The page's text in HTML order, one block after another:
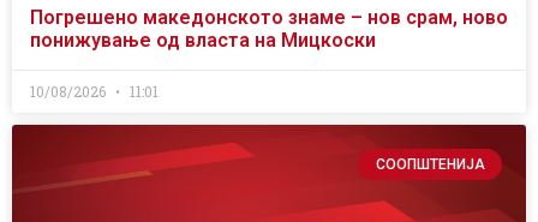
Погрешено македонското знаме – нов срам, ново
понижување од власта на Мицкоски
10/08/2026 11:01
СООПШТЕНИЈА